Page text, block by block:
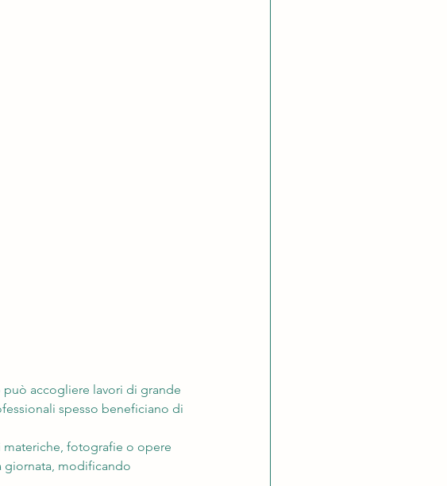
accogliere lavori di grande
spesso beneficiano di
fotografie o opere
giornata, modificando